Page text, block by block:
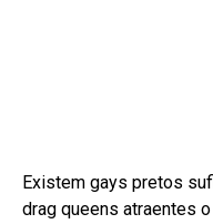
Existem gays pretos
drag queens atraentes